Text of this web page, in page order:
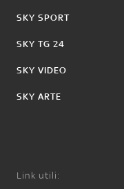
SKY SPORT
SKY TG 24
SKY VIDEO
SKY ARTE
Link utili: